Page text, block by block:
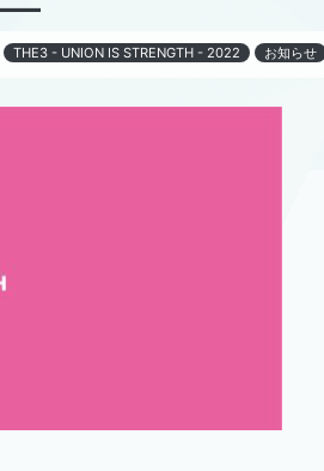
THE3 - UNION IS STRENGTH - 2022 お知らせ